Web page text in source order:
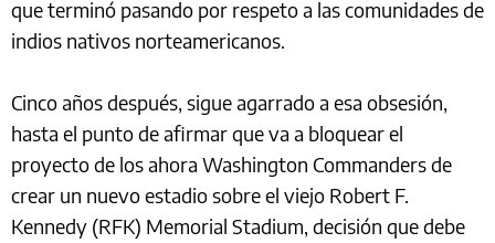
que terminó pasando por respeto a las comunidades de
indios nativos norteamericanos.
Cinco años después, sigue agarrado a esa obsesión,
hasta el punto de afirmar que va a bloquear el
proyecto de los ahora Washington Commanders de
crear un nuevo estadio sobre el viejo Robert F.
Kennedy (RFK) Memorial Stadium, decisión que debe